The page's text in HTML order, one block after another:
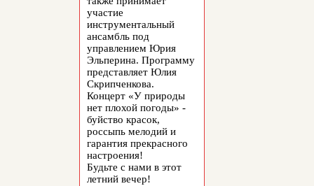
участие
инструментальный
ансамбль под
управлением Юрия
Эльперина. Программу
представляет Юлия
Скрипченкова.
Концерт «У природы
нет плохой погоды» -
буйство красок,
россыпь мелодий и
гарантия прекрасного
настроения!
Будьте с нами в этот
летний вечер!